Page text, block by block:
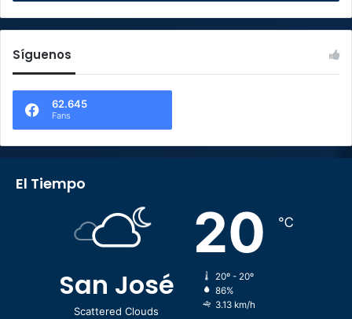
Síguenos
62.645
Fans
El Tiempo
San José
Scattered Clouds
20 ℃
20º - 20º
86%
3.13 km/h